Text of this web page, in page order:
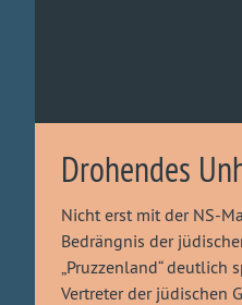
Drohendes
Nicht erst mit der NS-
Bedrängnis der
„Pruzzenland“ deutlich
Vertreter der jüdischen